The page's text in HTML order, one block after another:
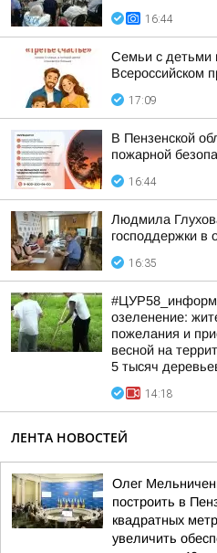
16:44
Семьи с детьми
Всероссийском
17:09
В Пензенской
пожарной
16:44
Людмила
господдержки в
16:35
озеленение:
пожелания и
весной на
5 тысяч
14:18
ЛЕНТА НОВОСТЕЙ
Олег
построить в
квадратных
увеличить